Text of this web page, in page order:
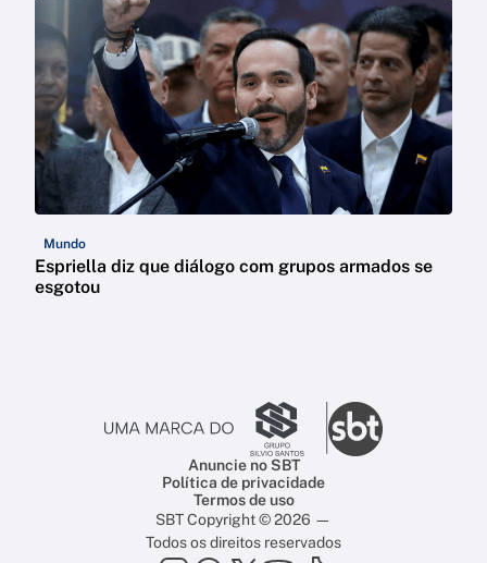
Mundo
Espriella diz que diálogo com grupos armados se
esgotou
Anuncie no SBT
Política de privacidade
Termos de uso
SBT Copyright © 2026 —
Todos os direitos reservados